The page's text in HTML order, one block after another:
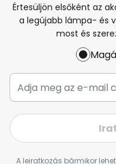
Értesüljön elsőként az
a legújabb lámpa- és
most és
A leiratkozás bármikor